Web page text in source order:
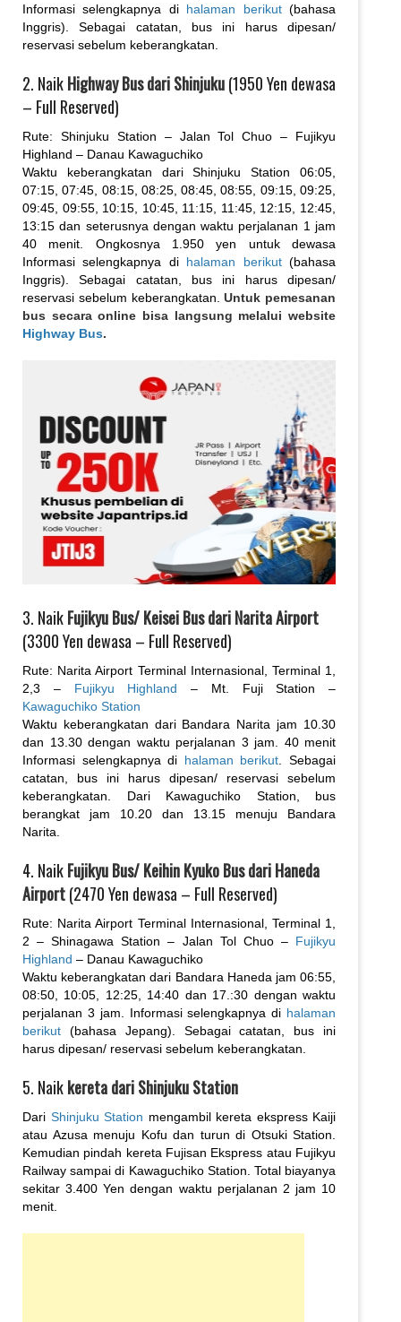
Informasi selengkapnya di halaman berikut(bahasa
Inggris). Sebagai catatan, bus ini harus dipesan/
reservasi sebelum keberangkatan.
2. NaikHighway Bus dari Shinjuku(1950 Yen dewasa
– Full Reserved)
Rute: Shinjuku Station – Jalan Tol Chuo – Fujikyu
Highland – Danau Kawaguchiko
Waktu keberangkatan dari Shinjuku Station 06:05,
07:15, 07:45, 08:15, 08:25, 08:45, 08:55, 09:15, 09:25,
09:45, 09:55, 10:15, 10:45, 11:15, 11:45, 12:15, 12:45,
13:15 dan seterusnya dengan waktu perjalanan 1 jam
40 menit. Ongkosnya 1.950 yen untuk dewasa
Informasi selengkapnya di halaman berikut(bahasa
Inggris). Sebagai catatan, bus ini harus dipesan/
reservasi sebelum keberangkatan.Untuk pemesanan
bus secara online bisa langsung melalui website
Highway Bus.
3. NaikFujikyu Bus/ Keisei Bus dari Narita Airport
(3300 Yen dewasa – Full Reserved)
Rute: Narita Airport Terminal Internasional, Terminal 1,
2,3 – Fujikyu Highland – Mt. Fuji Station –
Kawaguchiko Station
Waktu keberangkatan dari Bandara Narita jam 10.30
dan 13.30 dengan waktu perjalanan 3 jam. 40 menit
Informasi selengkapnya di halaman berikut . Sebagai
catatan, bus ini harus dipesan/ reservasi sebelum
keberangkatan. Dari Kawaguchiko Station, bus
berangkat jam 10.20 dan 13.15 menuju Bandara
Narita.
4. NaikFujikyu Bus/ Keihin Kyuko Bus dari Haneda
Airport(2470 Yen dewasa – Full Reserved)
Rute: Narita Airport Terminal Internasional, Terminal 1,
2 – Shinagawa Station – Jalan Tol Chuo – Fujikyu
Highland – Danau Kawaguchiko
Waktu keberangkatan dari Bandara Haneda jam 06:55,
08:50, 10:05, 12:25, 14:40 dan 17.:30 dengan waktu
perjalanan 3 jam. Informasi selengkapnya di halaman
berikut (bahasa Jepang). Sebagai catatan, bus ini
harus dipesan/ reservasi sebelum keberangkatan.
5. Naikkereta dari Shinjuku Station
Dari Shinjuku Station mengambil kereta ekspress Kaiji
atau Azusa menuju Kofu dan turun di Otsuki Station.
Kemudian pindah kereta Fujisan Ekspress atau Fujikyu
Railway sampai di Kawaguchiko Station. Total biayanya
sekitar 3.400 Yen dengan waktu perjalanan 2 jam 10
menit.